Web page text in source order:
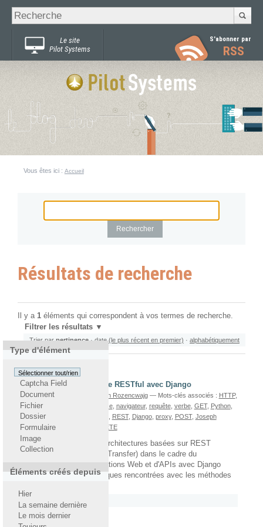
Chercher par
Recherche
avancée…
Le site
Pilot Systems
S'abonner par
RSS
Vous êtes ici : Accueil
Résultats de recherche
Il y a 1 éléments qui correspondent à vos termes de recherche.
Filtrer les résultats
Type d'élément
Sélectionner tout/rien
Captcha Field
Document
Fichier
Dossier
Formulaire
Image
Collection
Éléments créés depuis
Hier
La semaine dernière
Le mois dernier
Trier par pertinence · date (le plus récent en premier) · alphabétiquement
Utiliser une architecture RESTful avec Django
écrit le 11/07/2011 Joseph Rozencwajg — Mots-clés associés : HTTP,
JavaScript
ressource, navigateur, requête, verbe, GET, Python,
JSON, REST, Django, proxy, POST, Joseph
Rozencwajg
DELETE
Cet article introduit les architectures basées sur REST
(Representational State Transfer) dans le cadre du
développement d'applications Web et d'APIs avec Django
ainsi que les problématiques rencontrées avec les méthodes
Rattaché à 2011